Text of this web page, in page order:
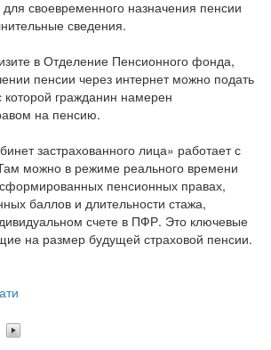
своевременного назначения пенсии
сведения.
в Отделение Пенсионного фонда,
пенсии через интернет можно подать
гражданин намерен
на пенсию.
застрахованного лица» работает с
можно в режиме реального времени
пенсионных правах,
баллов и длительности стажа,
счете в ПФР. Это ключевые
на размер будущей страховой пенсии.